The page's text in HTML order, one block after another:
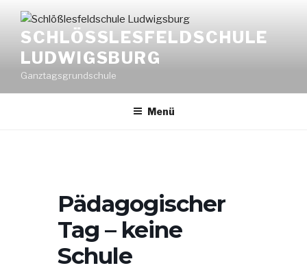
Inhalt
springenSCHLÖSSLESFELDSCHULE L
UDWIGSBURG
Ganztagsgrundschule
Menü
Pädagogischer
Tag – keine
Schule